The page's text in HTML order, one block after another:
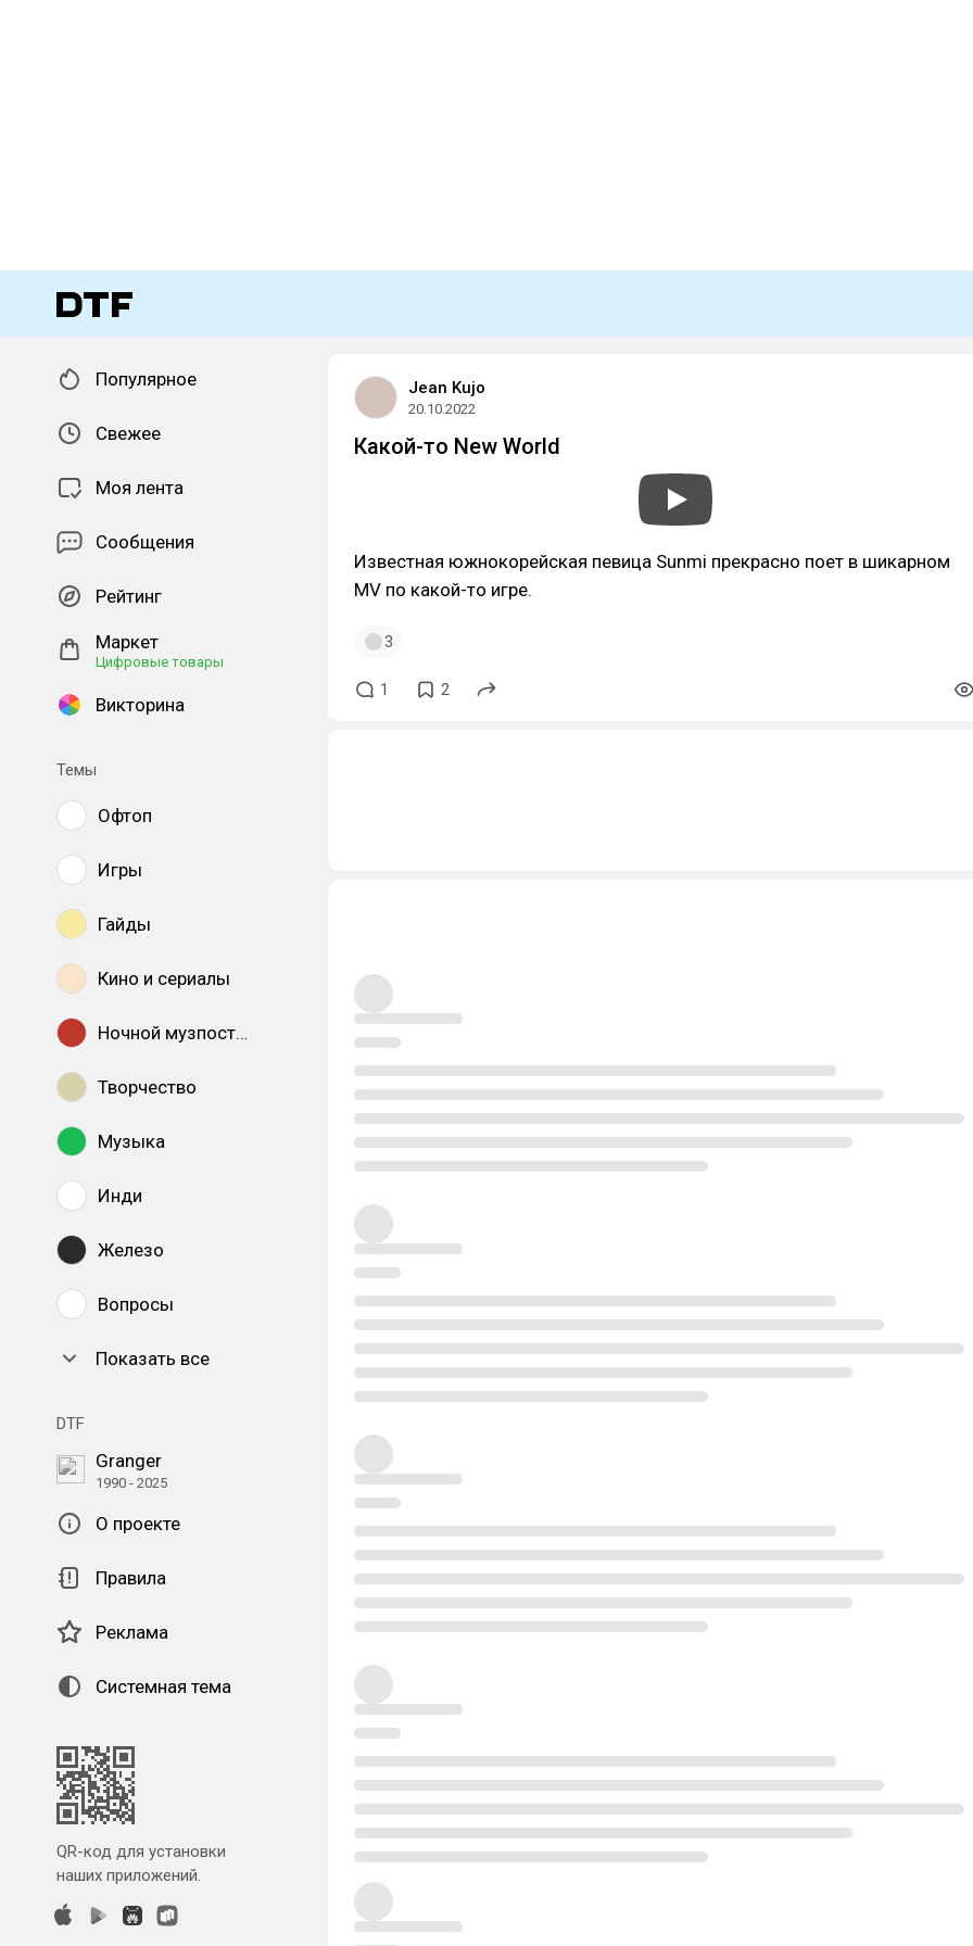
Популярное
Свежее
Моя лента
Сообщения
Рейтинг
Маркет
Цифровые товары
Викторина
Темы
Офтоп
Игры
Гайды
Кино и сериалы
Ночной музпостинг
Творчество
Музыка
Инди
Железо
Вопросы
Показать все
DTF
Granger
1990 - 2025
О проекте
Правила
Реклама
Системная тема
QR-код для установки
наших приложений.
Jean Kujo
20.10.2022
Какой-то New World
Известная южнокорейская певица Sunmi прекрасно поет в шикарном
MV по какой-то игре.
3
1 2